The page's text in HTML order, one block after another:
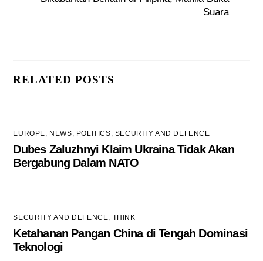
Suara
RELATED POSTS
EUROPE, NEWS, POLITICS, SECURITY AND DEFENCE
Dubes Zaluzhnyi Klaim Ukraina Tidak Akan
Bergabung Dalam NATO
SECURITY AND DEFENCE, THINK
Ketahanan Pangan China di Tengah Dominasi
Teknologi